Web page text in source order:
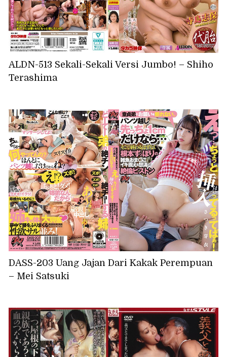
ALDN-513 Sekali-Sekali Versi Jumbo! – Shiho
Terashima
DASS-203 Uang Jajan Dari Kakak Perempuan
– Mei Satsuki